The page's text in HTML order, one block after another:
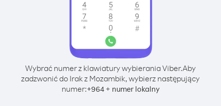
Wybrać numer z klawiatury wybierania Viber.Aby
zadzwonić do Irak z Mozambik, wybierz następujący
numer:+964+ numer lokalny